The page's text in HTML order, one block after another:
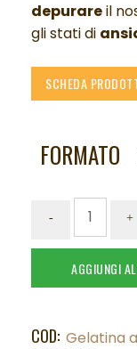
depurareil
gli stati di
SCHEDA
FORMATO
AGGIUNGI
COD: Gelatina